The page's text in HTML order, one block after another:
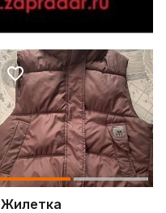
Жилетка